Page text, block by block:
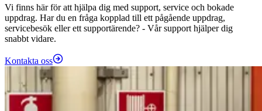
Vi finns här för att hjälpa dig med support, service och bokade
uppdrag. Har du en fråga kopplad till ett pågående uppdrag,
servicebesök eller ett supportärende? - Vår support hjälper dig
snabbt vidare.
Kontakta oss